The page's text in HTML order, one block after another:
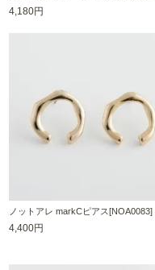
4,180円
ノットアレ markCピアス[NOA0083]
4,400円